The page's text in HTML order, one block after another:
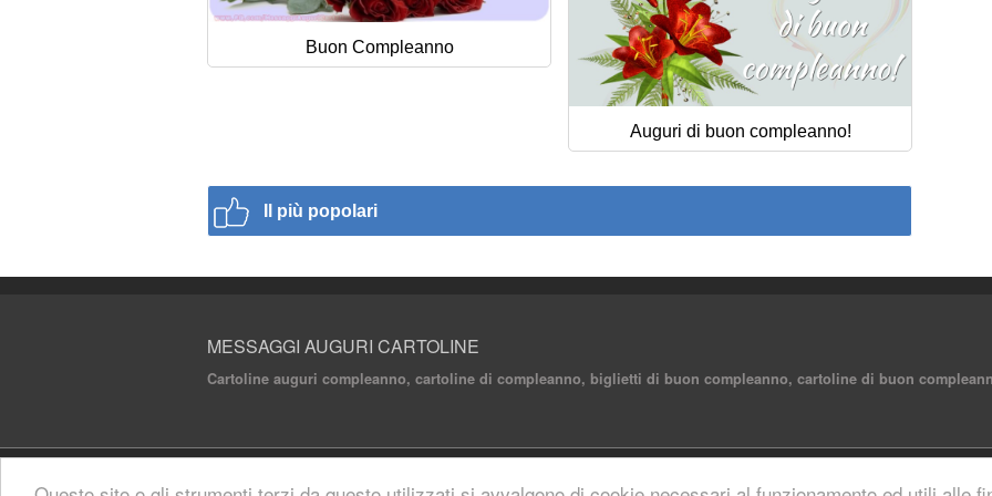
Buon Compleanno
Auguri di buon compleanno!
Il più popolari
MESSAGGI AUGURI CARTOLINE
Cartoline auguri compleanno, cartoline di compleanno, biglietti di buon compleanno, cartoline di buon